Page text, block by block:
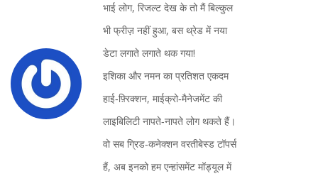
भाई लोग, रिजल्ट देख के तो मैं बिल्कुल
भी फ्रीज़ नहीं हुआ, बस थ्रेड में नया
डेटा लगाते लगाते थक गया!
इशिका और नमन का प्रतिशत एकदम
हाई‑फ़्रिक्शन, माईक्रो‑मैनेजमेंट की
लाइबिलिटी नापते‑नापते लोग थकते हैं।
वो सब ग्रिड‑कनेक्शन वरतीबेस्ड टॉपर्स
हैं, अब इनको हम एन्हांसमेंट मॉड्यूल में